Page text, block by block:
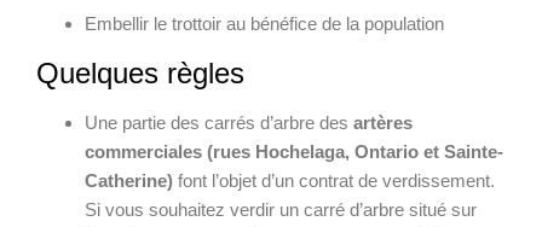
Embellir le trottoir au bénéfice de la population
Quelques règles
Une partie des carrés d’arbre des artères
commerciales (rues Hochelaga, Ontario et Sainte-
Catherine) font l’objet d’un contrat de verdissement.
Si vous souhaitez verdir un carré d’arbre situé sur